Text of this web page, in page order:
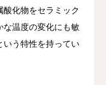
酸化物をセラミック
な温度の変化にも敏
いう特性を持ってい